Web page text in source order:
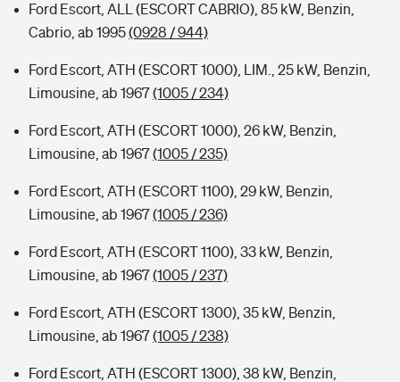
Ford Escort, ALL (ESCORT CABRIO), 85 kW, Benzin,
Cabrio, ab 1995(0928 / 944)
Ford Escort, ATH (ESCORT 1000), LIM., 25 kW, Benzin,
Limousine, ab 1967(1005 / 234)
Ford Escort, ATH (ESCORT 1000), 26 kW, Benzin,
Limousine, ab 1967(1005 / 235)
Ford Escort, ATH (ESCORT 1100), 29 kW, Benzin,
Limousine, ab 1967(1005 / 236)
Ford Escort, ATH (ESCORT 1100), 33 kW, Benzin,
Limousine, ab 1967(1005 / 237)
Ford Escort, ATH (ESCORT 1300), 35 kW, Benzin,
Limousine, ab 1967(1005 / 238)
Ford Escort, ATH (ESCORT 1300), 38 kW, Benzin,